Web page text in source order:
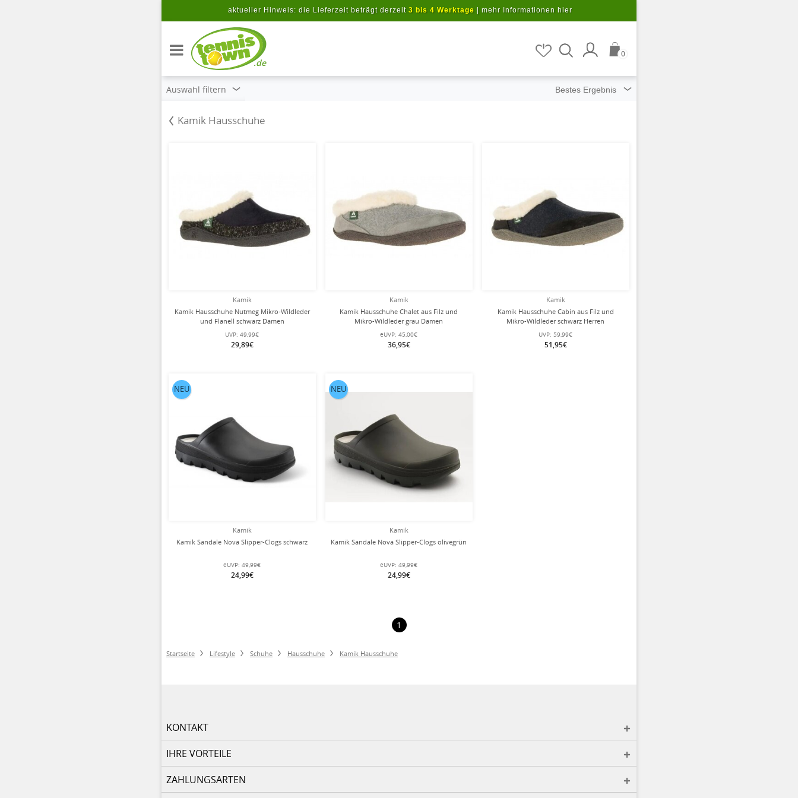
aktueller Hinweis: die Lieferzeit beträgt derzeit 3 bis 4 Werktage mehr Informationen hier
.de
0
Auswahl filtern
Kamik Hausschuhe
Kamik
Kamik Hausschuhe Nutmeg Mikro-Wildleder
und Flanell schwarz Damen
UVP: 49,99€
29,89€
Kamik
Kamik Hausschuhe Chalet aus Filz und
Mikro-Wildleder grau Damen
eUVP: 45,00€
36,95€
Kamik
Kamik Hausschuhe Cabin aus Filz und
Mikro-Wildleder schwarz Herren
UVP: 59,99€
51,95€
Kamik
Kamik Sandale Nova Slipper-Clogs schwarz
eUVP: 49,99€
24,99€
NEU
Kamik
Kamik Sandale Nova Slipper-Clogs olivegrün
eUVP: 49,99€
24,99€
NEU
1
Startseite Lifestyle Schuhe Hausschuhe Kamik Hausschuhe
KONTAKT
IHRE VORTEILE
ZAHLUNGSARTEN